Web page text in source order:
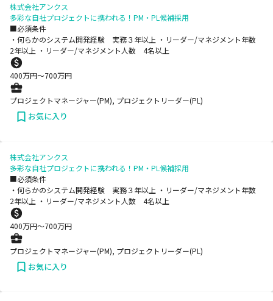
株式会社アンクス
多彩な自社プロジェクトに携われる！PM・PL候補採用
■必須条件
・何らかのシステム開発経験 実務３年以上 ・リーダー/マネジメント年数
2年以上 ・リーダー/マネジメント人数 4名以上
400万円〜700万円
プロジェクトマネージャー(PM), プロジェクトリーダー(PL)
お気に入り
株式会社アンクス
多彩な自社プロジェクトに携われる！PM・PL候補採用
■必須条件
・何らかのシステム開発経験 実務３年以上 ・リーダー/マネジメント年数
2年以上 ・リーダー/マネジメント人数 4名以上
400万円〜700万円
プロジェクトマネージャー(PM), プロジェクトリーダー(PL)
お気に入り